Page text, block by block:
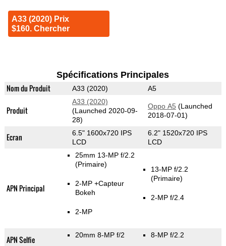
A33 (2020) Prix
$160. Chercher
Spécifications Principales
Nom du Produit A33 (2020) A5
Produit
A33 (2020)
(Launched 2020-09-
28)
Oppo A5 (Launched
2018-07-01)
Ecran
6.5" 1600x720 IPS
LCD
6.2" 1520x720 IPS
LCD
APN Principal
25mm 13-MP f/2.2
(Primaire)
2-MP +Capteur
Bokeh
2-MP
13-MP f/2.2
(Primaire)
2-MP f/2.4
APN Selfie 20mm 8-MP f/2 8-MP f/2.2